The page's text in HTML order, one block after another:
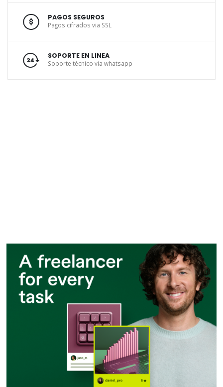
PAGOS SEGUROS
Pagos cifrados via SSL
SOPORTE EN LINEA
Soporte técnico via whatsapp